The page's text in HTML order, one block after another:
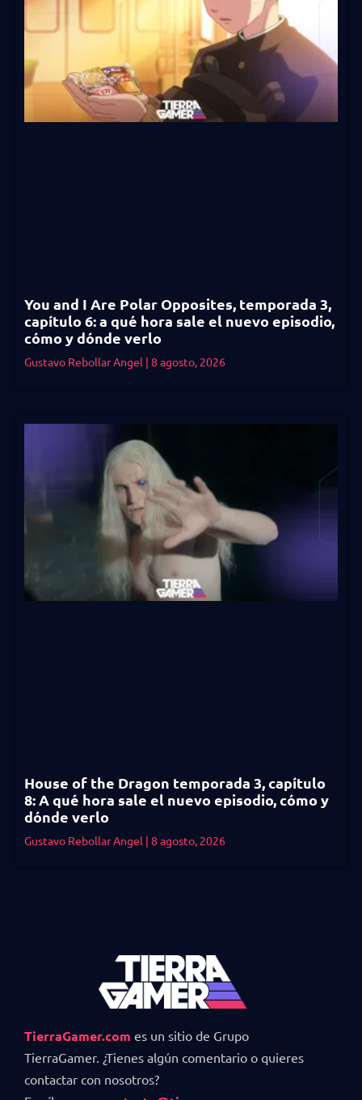
You and I Are Polar Opposites, temporada 3,
capítulo 6: a qué hora sale el nuevo episodio,
cómo y dónde verlo
Gustavo Rebollar Angel 8 agosto, 2026
House of the Dragon temporada 3, capítulo
8: A qué hora sale el nuevo episodio, cómo y
dónde verlo
Gustavo Rebollar Angel 8 agosto, 2026
TierraGamer.com es un sitio de Grupo
TierraGamer. ¿Tienes algún comentario o quieres
contactar con nosotros?